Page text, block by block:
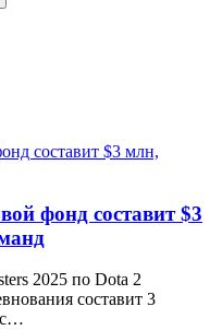
фонд составит $3
2025 по Dota 2
составит 3
с…